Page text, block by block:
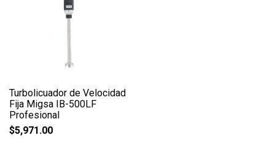
Turbolicuador de Velocidad
Fija Migsa IB-500LF
Profesional
$5,971.00